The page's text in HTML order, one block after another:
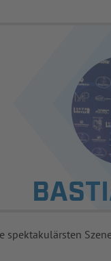
spektakulärsten